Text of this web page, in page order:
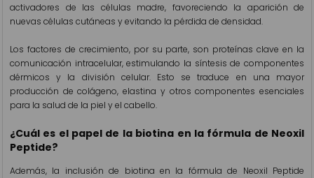
activadores de las células madre, favoreciendo la aparición de
nuevas células cutáneas y evitando la pérdida de densidad.
Los factores de crecimiento, por su parte, son proteínas clave en la
comunicación intracelular, estimulando la síntesis de componentes
dérmicos y la división celular. Esto se traduce en una mayor
producción de colágeno, elastina y otros componentes esenciales
para la salud de la piel y el cabello.
¿Cuál es el papel de la biotina en la fórmula de Neoxil
Peptide?
Además, la inclusión de biotina en la fórmula de Neoxil Peptide